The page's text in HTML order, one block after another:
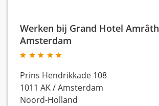
Werken bij Grand Hotel Amrâth
Amsterdam
Prins Hendrikkade 108
1011 AK/Amsterdam
Noord-Holland